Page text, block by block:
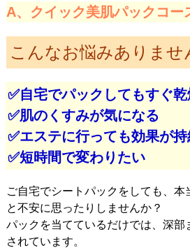
A、クイック美肌パックコー
こんなお悩みありませ
✅自宅でパックしてもすぐ
✅肌のくすみが気になる
✅エステに行っても効果が
✅短時間で変わりたい
ご自宅でシートパックをしても、本
と不安に思ったりしませんか？
パックを当てているだけでは、深部
されています。